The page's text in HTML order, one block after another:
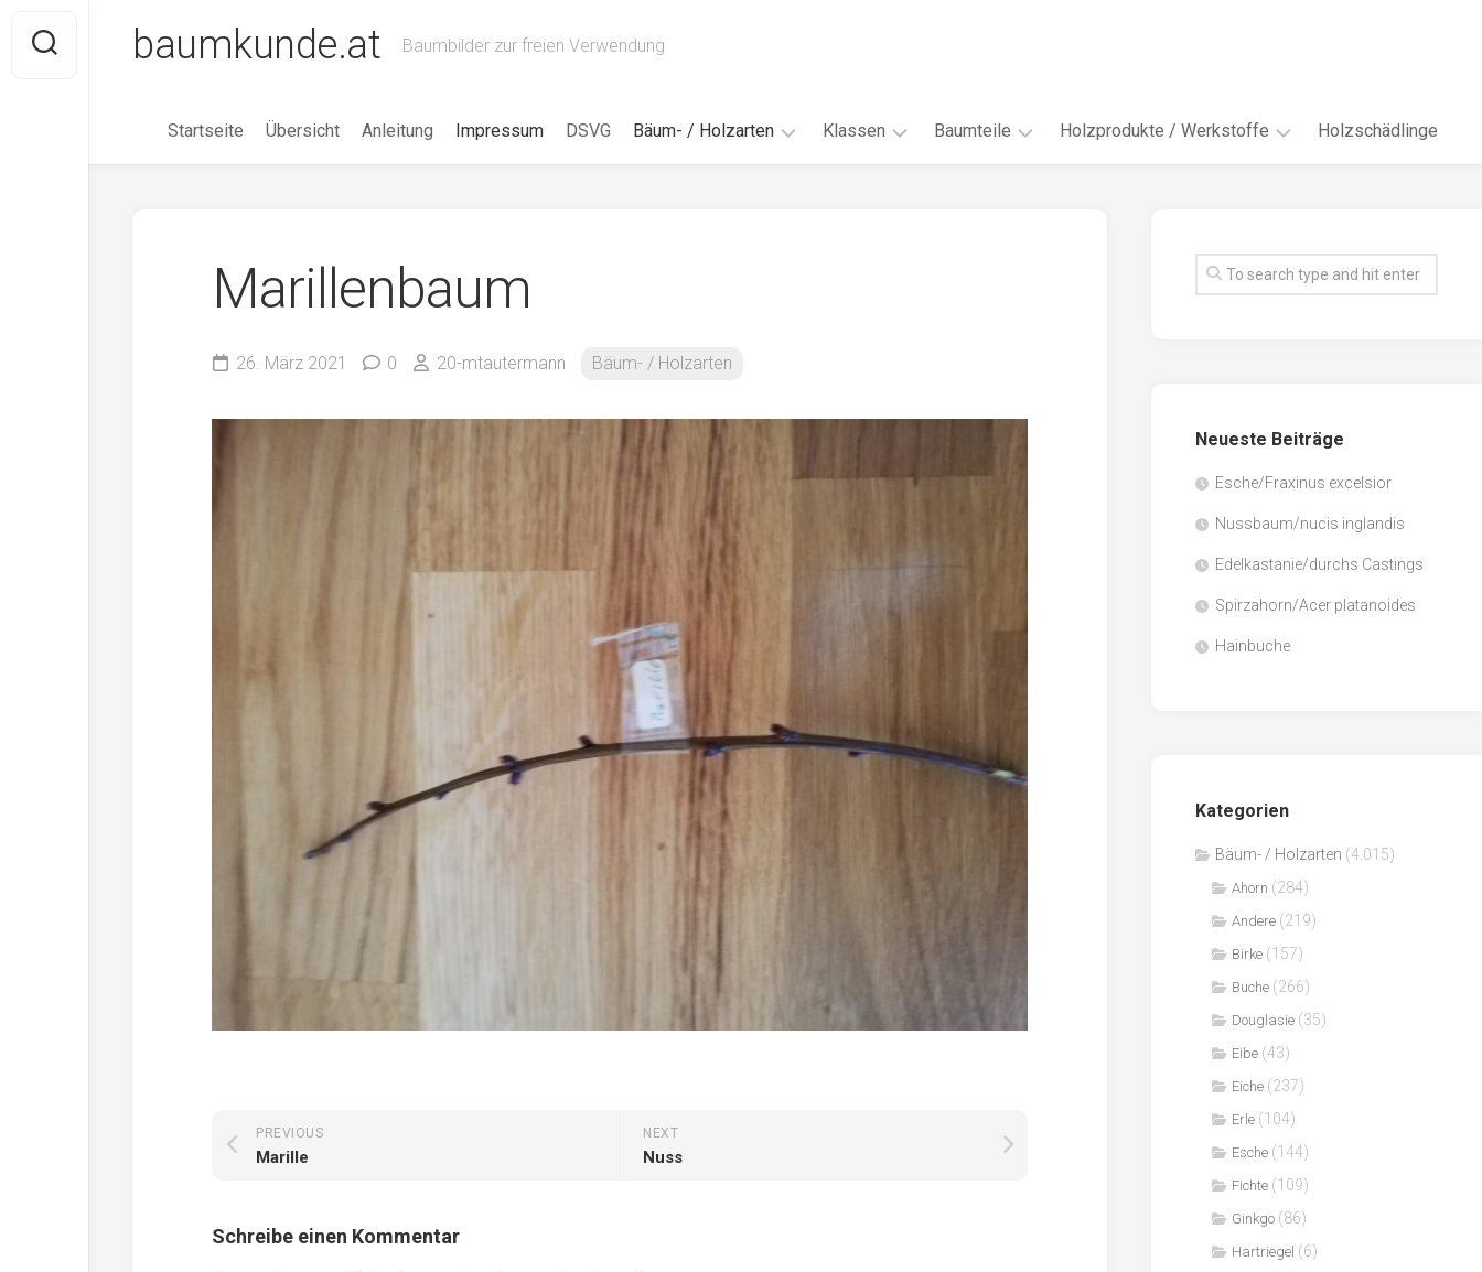
content
baumkunde.at Baumbilder zur freien Verwendung
Startseite Übersicht Anleitung Impressum DSVG Bäum- / Holzarten
Eibe
Hartriegel
Hasel
Hollunder
Kastanie
Kiefer
Lärche
Mammutbaum
Nuss
Tulpenbaum
Klassen
18AH
19BH
Baumteile
Habitus
Holzprodukte / Werkstoffe
Faserwerkstoffe
Sägenebenprodukte
Holzschädlinge
Marillenbaum
26. März 2021 0 20-mtautermann Bäum- / Holzarten
NEXT
Nuss
PREVIOUS
Marille
Schreibe einen Kommentar
Neueste Beiträge
Esche/Fraxinus excelsior
Nussbaum/nucis inglandis
Edelkastanie/durchs Castings
Spirzahorn/Acer platanoides
Hainbuche
Kategorien
Bäum- / Holzarten (4.015)
Ahorn (284)
Andere (219)
Birke (157)
Buche (266)
Douglasie (35)
Eibe (43)
Eiche (237)
Erle (104)
Esche (144)
Fichte (109)
Ginkgo (86)
Hartriegel (6)